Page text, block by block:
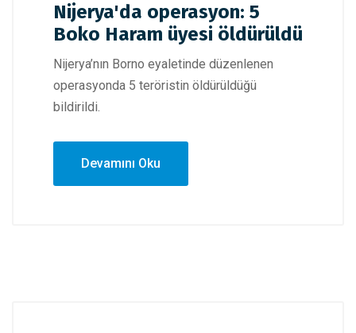
Nijerya'da operasyon: 5
Boko Haram üyesi öldürüldü
Nijerya’nın Borno eyaletinde düzenlenen
operasyonda 5 teröristin öldürüldüğü
bildirildi.
Devamını Oku